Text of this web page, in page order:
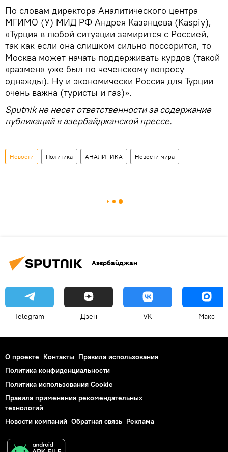
По словам директора Аналитического центра
МГИМО (У) МИД РФ Андрея Казанцева (Kaspiy),
«Турция в любой ситуации замирится с Россией,
так как если она слишком сильно поссорится, то
Москва может начать поддерживать курдов (такой
«размен» уже был по чеченскому вопросу
однажды). Ну и экономически Россия для Турции
очень важна (туристы и газ)».
Sputnik не несет ответственности за содержание
публикаций в азербайджанской прессе.
Новости Политика АНАЛИТИКА Новости мира
Азербайджан
Telegram Дзен VK Макс
О проекте Контакты Правила использования
Политика конфиденциальности
Политика использования Cookie
Правила применения рекомендательных
технологий
Новости компаний Обратная связь Реклама